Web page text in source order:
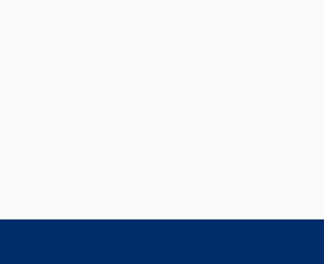
الرجل يحج يبدأ بمكة أو بالمدينة